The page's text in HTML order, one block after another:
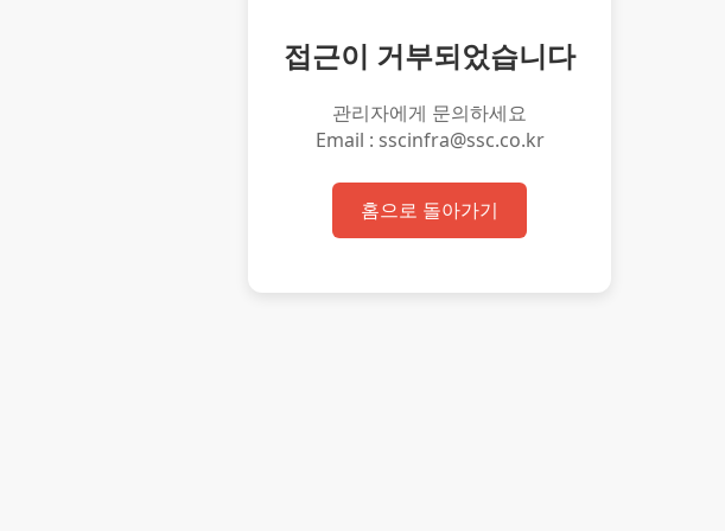
접근이 거부되었습니다
관리자에게 문의하세요
Email : sscinfra@ssc.co.kr
홈으로 돌아가기